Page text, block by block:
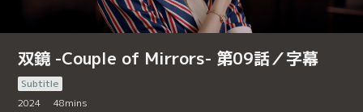
双鏡 -Couple of Mirrors- 第09話／字幕
Subtitle
2024
48mins